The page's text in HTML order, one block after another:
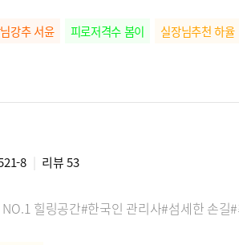
강추 서윤 피로저격수 봄이 실장님추천 하율
8 리뷰53
힐링공간#한국인 관리사#섬세한 손길